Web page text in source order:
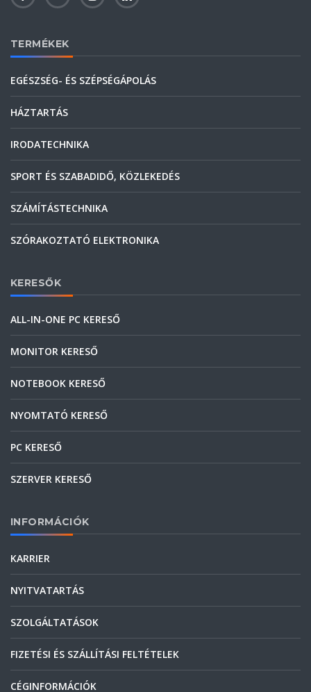
TERMÉKEK
EGÉSZSÉG- ÉS SZÉPSÉGÁPOLÁS
HÁZTARTÁS
IRODATECHNIKA
SPORT ÉS SZABADIDŐ, KÖZLEKEDÉS
SZÁMÍTÁSTECHNIKA
SZÓRAKOZTATÓ ELEKTRONIKA
KERESŐK
ALL-IN-ONE PC KERESŐ
MONITOR KERESŐ
NOTEBOOK KERESŐ
NYOMTATÓ KERESŐ
PC KERESŐ
SZERVER KERESŐ
INFORMÁCIÓK
KARRIER
NYITVATARTÁS
SZOLGÁLTATÁSOK
FIZETÉSI ÉS SZÁLLÍTÁSI FELTÉTELEK
CÉGINFORMÁCIÓK